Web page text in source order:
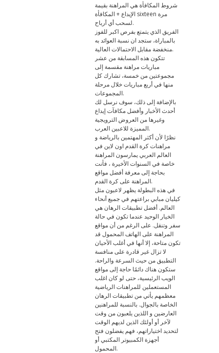
شروط المكافأة هي المراهنة بقيمة
الإيداع + المكافأة sixteen مرة
لسحب أي أرباح.
الفريق الذي يتمتع بفرص اكبر للفوز
بالمباراة، ستجد ان نسبة العوائد به
منخفضة مقابل الاحتمالات العالية.
تتكون هذه المسابقة من عشر
مباريات مراهنة مقسمة إلى
مجموعتين من خمسة، تشارك كل
منها في أربع مباريات خلال مرحلة
المجموعات.
بالإضافة إلى ذلك، سوف نرسل لك
أحدث الأخبار وأفضل مكافآت إيداع
وغيرها من العروض الترويجية
المميزة للاعبين العرب.
نظرًا لأن أكثر المهتمين بالرياضة و
مراهنات كرة القدم اون لاين في
العالم العربي يمارسون المراهنة
خاصة في السنوات الأخيرة ، فأنت
بحاجة إلى معرفة أفضل مواقع
المراهنة على كرة القدم.
في هذه البطولة يظهر لاعبون مثل
كيليان مبابي براعتهم في جميع أنحاء
العالم. أفضل تطبيقات الرهان هي
الخيار الوحيد عندما تكون في حالة
سفر وتنقل. على الرغم من أن مواقع
المراهنة على الهاتف المحمول قد
تكون متاحة، إلا أنها في أغلب الأحيان
لا تزال غير قادرة على منافسة
التطبيق من حيث السرعة والراحة.
ستكون هناك دائمًا حاجة إلى مواقع
الويب الرئيسية، حتى لو كان اغلب
المستعملين للمراهنات الرياضية
معظمهم يأتي من تطبيقات الرهان
الخاصة بالجوال. بالنسبة للمراهنين
العارضين و اللذين يلعبون من وقت
لآخر أو أولئك الذين لديهم الوقت
لتحديد اختياراتهم، فهم يفضلون فتح
أجهزة الكمبيوتر المكتبي أو
المحمول.